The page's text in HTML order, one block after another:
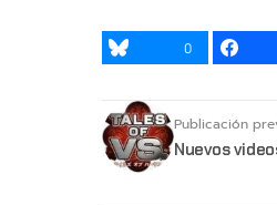
0
Publicación
Nuevos